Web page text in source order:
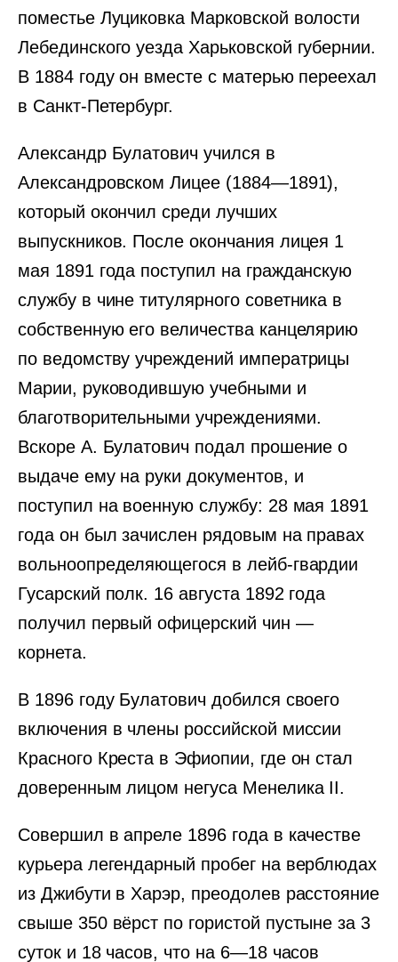
поместье Луциковка Марковской волости
Лебединского уезда Харьковской губернии.
В 1884 году он вместе с матерью переехал
в Санкт-Петербург.
Александр Булатович учился в
Александровском Лицее (1884—1891),
который окончил среди лучших
выпускников. После окончания лицея 1
мая 1891 года поступил на гражданскую
службу в чине титулярного советника в
собственную его величества канцелярию
по ведомству учреждений императрицы
Марии, руководившую учебными и
благотворительными учреждениями.
Вскоре А. Булатович подал прошение о
выдаче ему на руки документов, и
поступил на военную службу: 28 мая 1891
года он был зачислен рядовым на правах
вольноопределяющегося в лейб-гвардии
Гусарский полк. 16 августа 1892 года
получил первый офицерский чин —
корнета.
В 1896 году Булатович добился своего
включения в члены российской миссии
Красного Креста в Эфиопии, где он стал
доверенным лицом негуса Менелика II.
Совершил в апреле 1896 года в качестве
курьера легендарный пробег на верблюдах
из Джибути в Харэр, преодолев расстояние
свыше 350 вёрст по гористой пустыне за 3
суток и 18 часов, что на 6—18 часов